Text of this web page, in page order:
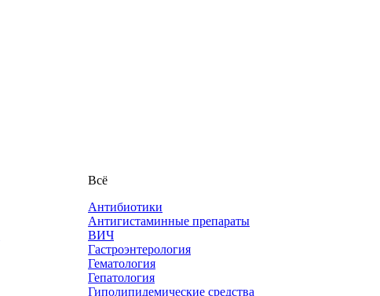
Всё
Антибиотики
Антигистаминные препараты
ВИЧ
Гастроэнтерология
Гематология
Гепатология
Гиполипидемические средства